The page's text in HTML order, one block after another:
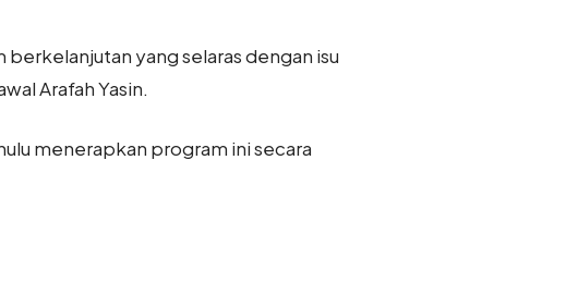
yang selaras dengan isu
Arafah Yasin.
menerapkan program ini secara